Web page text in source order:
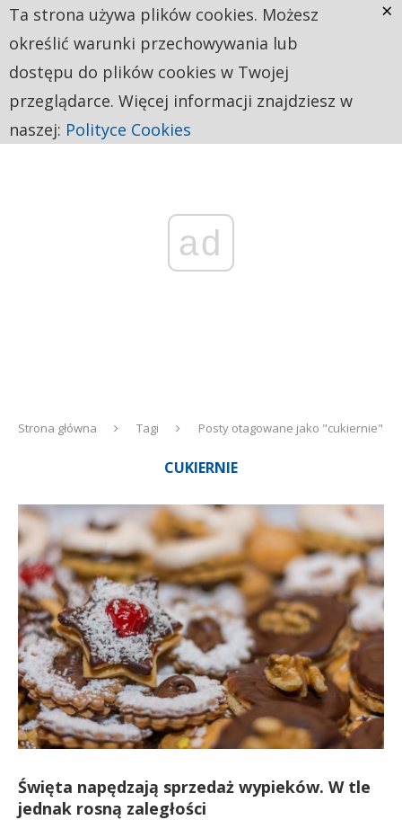
ad
Strona główna Tagi Posty otagowane jako "cukiernie"
CUKIERNIE
Święta napędzają sprzedaż wypieków. W tle
jednak rosną zaległości
Ta strona używa plików cookies. Możesz
określić warunki przechowywania lub
dostępu do plików cookies w Twojej
przeglądarce. Więcej informacji znajdziesz w
naszej: Polityce Cookies
×